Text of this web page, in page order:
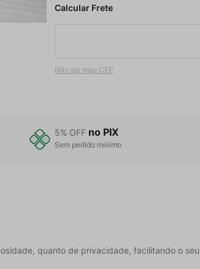
Não sei meu CEP
5% OFF no PIX
Sem pedido mínimo
quanto de privacidade, facilitando o